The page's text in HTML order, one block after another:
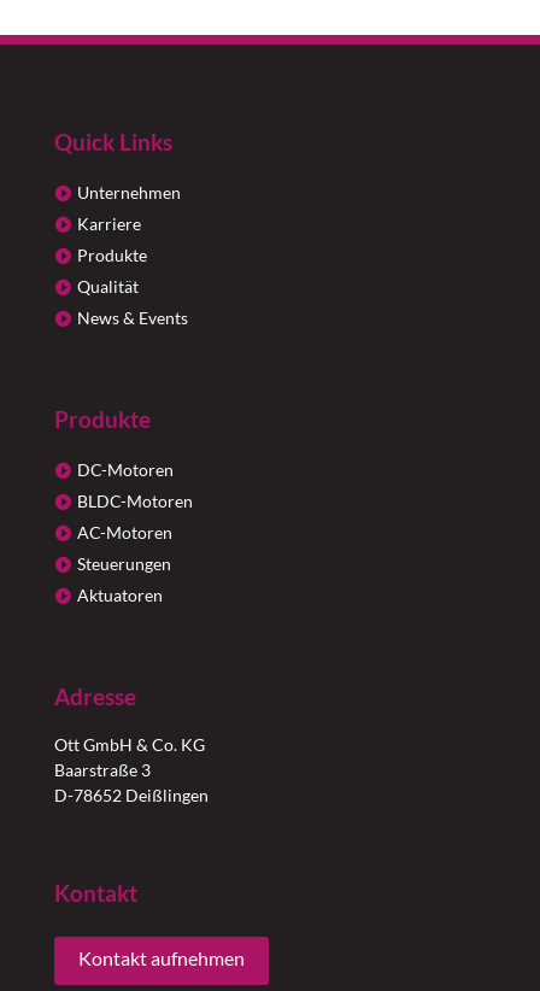
Quick Links
Unternehmen
Karriere
Produkte
Qualität
News & Events
Produkte
DC-Motoren
BLDC-Motoren
AC-Motoren
Steuerungen
Aktuatoren
Adresse
Ott GmbH & Co. KG
Baarstraße 3
D-78652 Deißlingen
Kontakt
Kontakt aufnehmen